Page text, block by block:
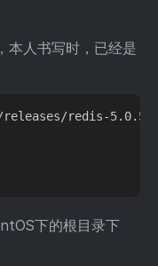
本人书写时，已经是
下的根目录下